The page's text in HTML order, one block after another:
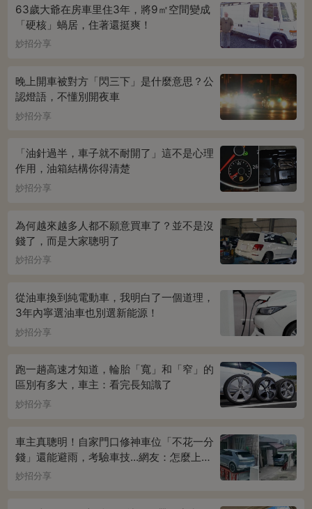
63歲大爺在房車里住3年，將9㎡空間變成
「硬核」蝸居，住著還挺爽！
妙招分享
晚上開車被對方「閃三下」是什麼意思？公
認燈語，不懂別開夜車
妙招分享
「油針過半，車子就不耐開了」這不是心理
作用，油箱結構你得清楚
妙招分享
為何越來越多人都不願意買車了？並不是沒
錢了，而是大家聰明了
妙招分享
從油車換到純電動車，我明白了一個道理，
3年內寧選油車也別選新能源！
妙招分享
跑一趟高速才知道，輪胎「寬」和「窄」的
區別有多大，車主：看完長知識了
妙招分享
車主真聰明！自家門口修神車位「不花一分
錢」還能避雨，考驗車技...網友：怎麼上下
車
妙招分享